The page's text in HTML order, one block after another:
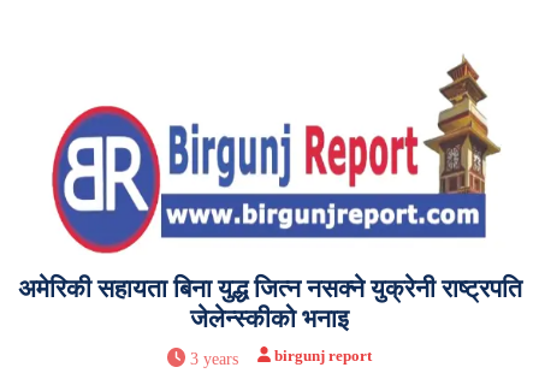
अमेरिकी सहायता बिना युद्ध जित्न नसक्ने युक्रेनी राष्ट्रपति
जेलेन्स्कीको भनाइ
3 years birgunj report